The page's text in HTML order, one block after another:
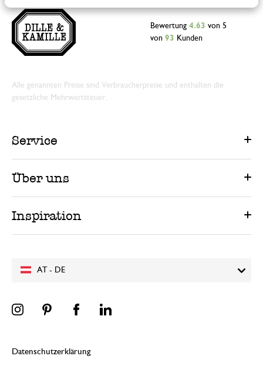
AT - DE
Bewertung 4.63 von 5
von 93 Kunden
Alle genannten Preise sind Verbraucherpreise und enthalten die
gesetzliche Mehrwertsteuer.
Service
Über uns
Inspiration
Datenschutzerklärung